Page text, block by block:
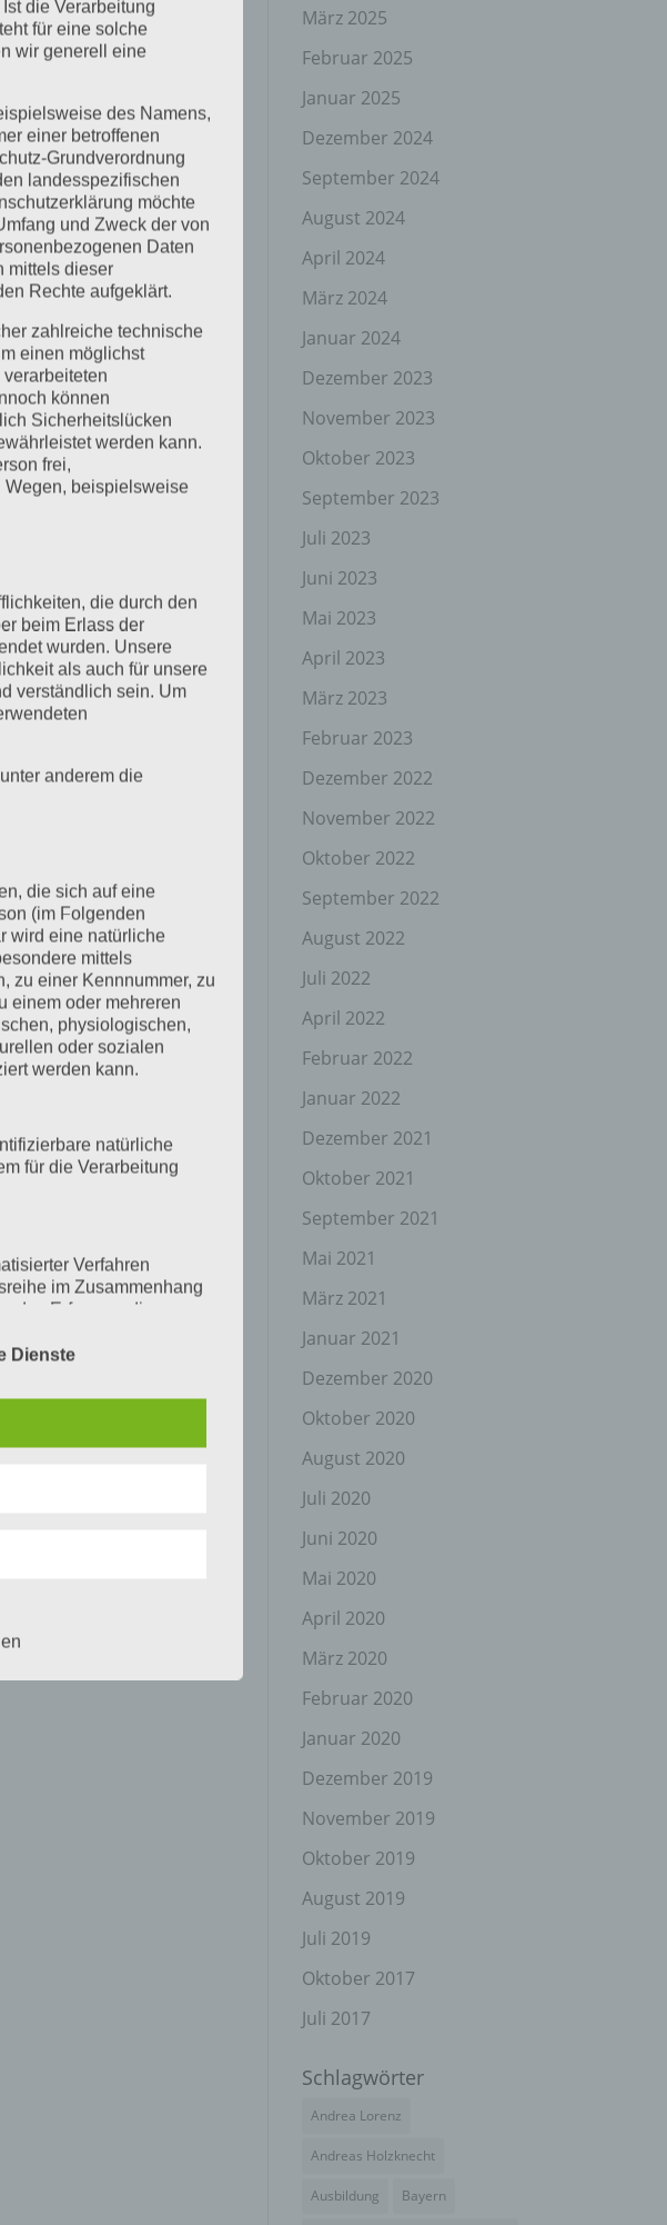
März 2025
Februar 2025
Januar 2025
Dezember 2024
September 2024
August 2024
April 2024
März 2024
Januar 2024
Dezember 2023
November 2023
Oktober 2023
September 2023
Juli 2023
Juni 2023
Mai 2023
April 2023
März 2023
Februar 2023
Dezember 2022
November 2022
Oktober 2022
September 2022
August 2022
Juli 2022
April 2022
Februar 2022
Januar 2022
Dezember 2021
Oktober 2021
September 2021
Mai 2021
März 2021
Januar 2021
Dezember 2020
Oktober 2020
August 2020
Juli 2020
Juni 2020
Mai 2020
April 2020
März 2020
Februar 2020
Januar 2020
Dezember 2019
November 2019
Oktober 2019
August 2019
Juli 2019
Oktober 2017
Juli 2017
Schlagwörter
Andrea Lorenz
Andreas Holzknecht
Ausbildung Bayern
die Verarbeitung
für eine solche
wir generell eine
des Namens,
einer betroffenen
Grundverordnung
landesspezifischen
möchte
und Zweck der von
Daten
mittels dieser
Rechte aufgeklärt.
zahlreiche technische
einen möglichst
können
Sicherheitslücken
werden kann.
frei,
beispielsweise
die durch den
beim Erlass der
wurden. Unsere
als auch für unsere
verständlich sein. Um
anderem die
die sich auf eine
(im Folgenden
wird eine natürliche
mittels
zu einer Kennnummer, zu
einem oder mehreren
physiologischen,
oder sozialen
werden kann.
natürliche
für die Verarbeitung
Verfahren
im Zusammenhang
das Erfassen, die
die
die Einschränkung, das
gespeicherter
personenbezogener
Daten verwendet
Aspekte bezüglich
Dienste